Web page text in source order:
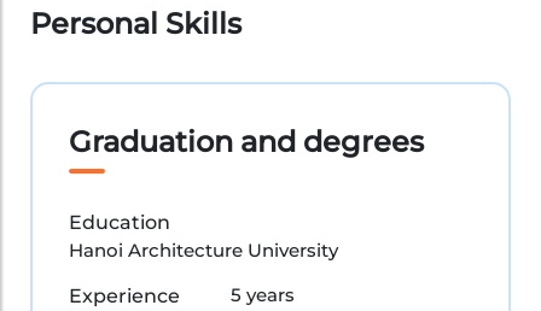
Personal Skills
Graduation and degrees
Education
Hanoi Architecture University
Experience
5 years